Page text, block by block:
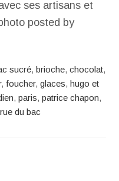
ses artisans et
posted by
sucré,brioche,chocolat,
,foucher,glaces,hugo et
,paris,patrice chapon,
rue du bac